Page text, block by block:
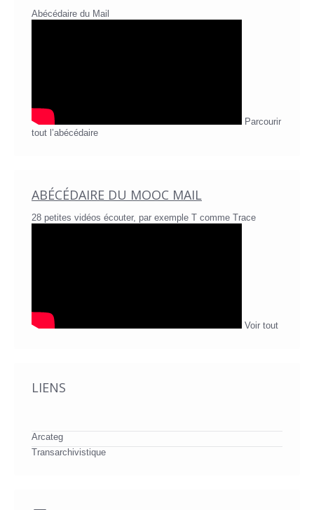
Abécédaire du Mail
Parcourir
tout l’abécédaire
ABÉCÉDAIRE DU MOOC MAIL
28 petites vidéos écouter, par exemple T comme Trace
Voir tout
LIENS
Arcateg
Transarchivistique